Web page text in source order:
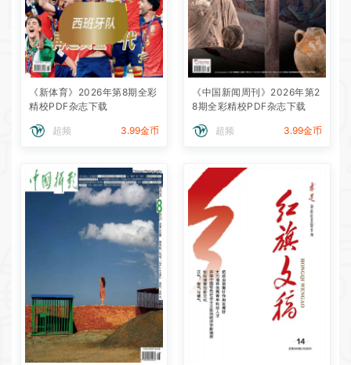
《新体育》2026年第8期全彩
精校PDF杂志下载
超频 3.99金币
《中国新闻周刊》2026年第2
8期全彩精校PDF杂志下载
超频 3.99金币